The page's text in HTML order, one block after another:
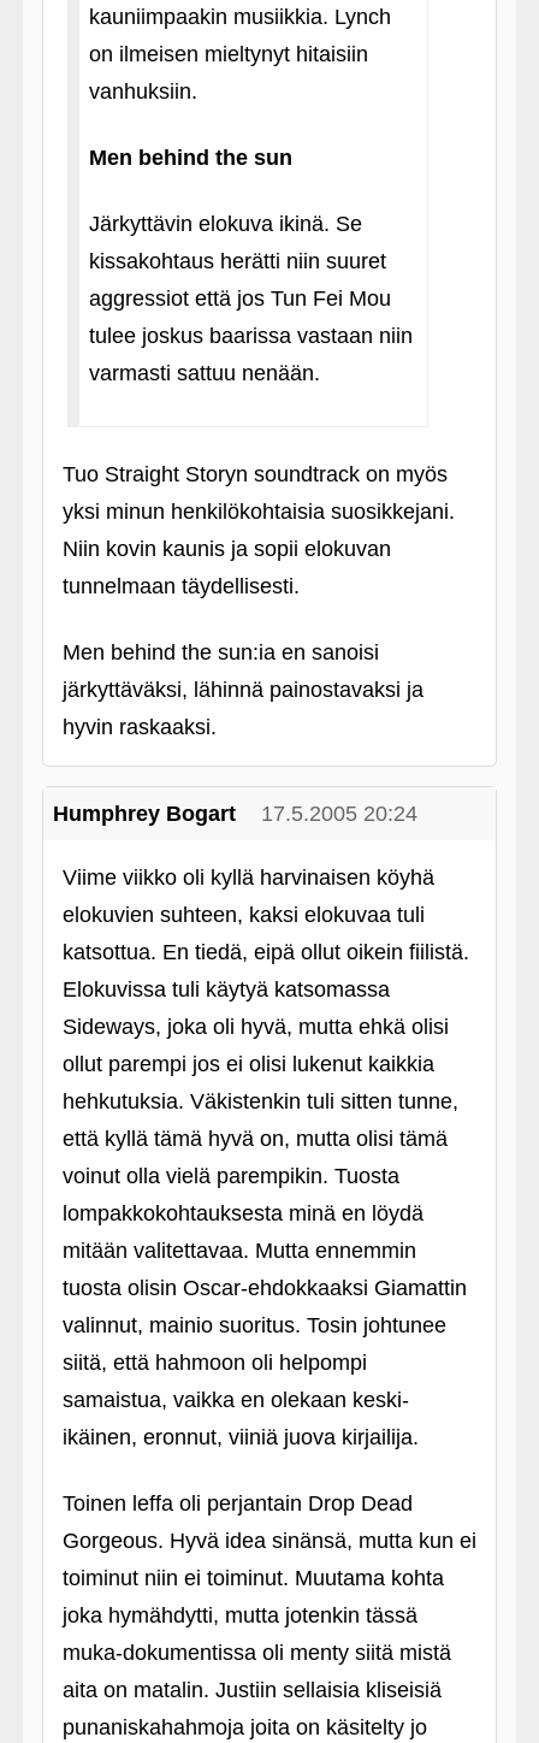
kauniimpaakin musiikkia. Lynch
on ilmeisen mieltynyt hitaisiin
vanhuksiin.
Men behind the sun
Järkyttävin elokuva ikinä. Se
kissakohtaus herätti niin suuret
aggressiot että jos Tun Fei Mou
tulee joskus baarissa vastaan niin
varmasti sattuu nenään.
Tuo Straight Storyn soundtrack on myös
yksi minun henkilökohtaisia suosikkejani.
Niin kovin kaunis ja sopii elokuvan
tunnelmaan täydellisesti.
Men behind the sun:ia en sanoisi
järkyttäväksi, lähinnä painostavaksi ja
hyvin raskaaksi.
Humphrey Bogart 17.5.2005 20:24
Viime viikko oli kyllä harvinaisen köyhä
elokuvien suhteen, kaksi elokuvaa tuli
katsottua. En tiedä, eipä ollut oikein fiilistä.
Elokuvissa tuli käytyä katsomassa
Sideways, joka oli hyvä, mutta ehkä olisi
ollut parempi jos ei olisi lukenut kaikkia
hehkutuksia. Väkistenkin tuli sitten tunne,
että kyllä tämä hyvä on, mutta olisi tämä
voinut olla vielä parempikin. Tuosta
lompakkokohtauksesta minä en löydä
mitään valitettavaa. Mutta ennemmin
tuosta olisin Oscar-ehdokkaaksi Giamattin
valinnut, mainio suoritus. Tosin johtunee
siitä, että hahmoon oli helpompi
samaistua, vaikka en olekaan keski-
ikäinen, eronnut, viiniä juova kirjailija.
Toinen leffa oli perjantain Drop Dead
Gorgeous. Hyvä idea sinänsä, mutta kun ei
toiminut niin ei toiminut. Muutama kohta
joka hymähdytti, mutta jotenkin tässä
muka-dokumentissa oli menty siitä mistä
aita on matalin. Justiin sellaisia kliseisiä
punaniskahahmoja joita on käsitelty jo